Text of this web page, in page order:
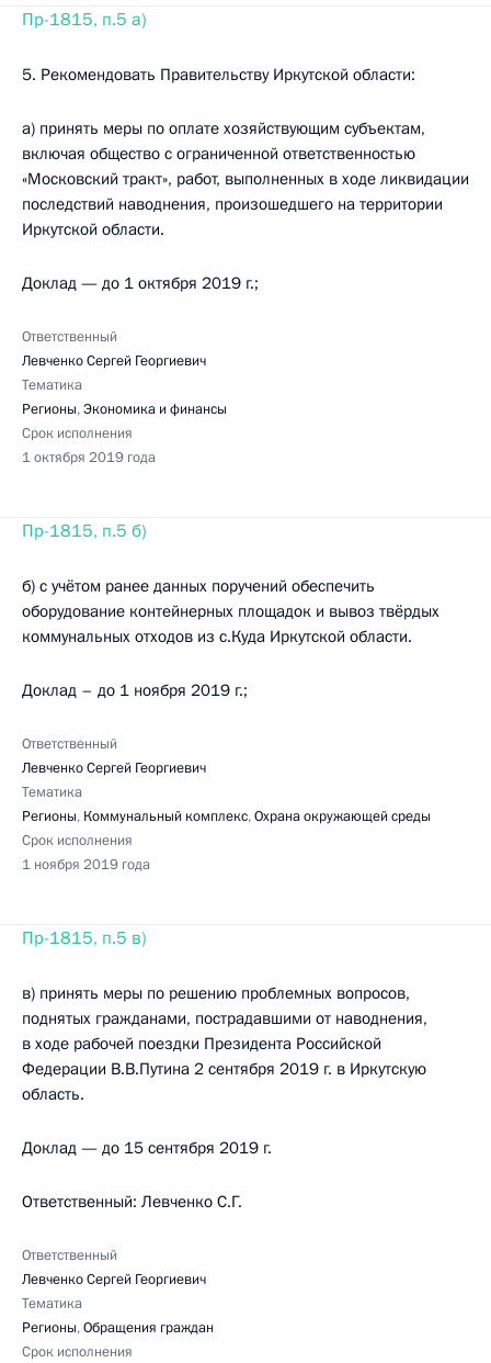
Пр-1815, п.5 а)
5. Рекомендовать Правительству Иркутской области:
а) принять меры по оплате хозяйствующим субъектам,
включая общество с ограниченной ответственностью
«Московский тракт», работ, выполненных в ходе ликвидации
последствий наводнения, произошедшего на территории
Иркутской области.
Доклад — до 1 октября 2019 г.;
Ответственный
Левченко Сергей Георгиевич
Тематика
Регионы,Экономика и финансы
Срок исполнения
1 октября 2019 года
Пр-1815, п.5 б)
б) с учётом ранее данных поручений обеспечить
оборудование контейнерных площадок и вывоз твёрдых
коммунальных отходов из с.Куда Иркутской области.
Доклад – до 1 ноября 2019 г.;
Ответственный
Левченко Сергей Георгиевич
Тематика
Регионы, Коммунальный комплекс,Охрана окружающей среды
Срок исполнения
1 ноября 2019 года
Пр-1815, п.5 в)
в) принять меры по решению проблемных вопросов,
поднятых гражданами, пострадавшими от наводнения,
в ходе рабочей поездки Президента Российской
Федерации В.В.Путина 2 сентября 2019 г. в Иркутскую
область.
Доклад — до 15 сентября 2019 г.
Ответственный: Левченко С.Г.
Ответственный
Левченко Сергей Георгиевич
Тематика
Регионы,Обращения граждан
Срок исполнения